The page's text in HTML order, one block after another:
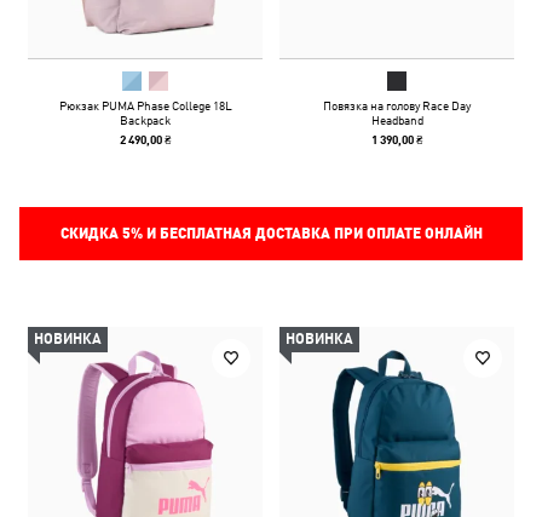
Рюкзак PUMA Phase College 18L
Backpack
2 490,00 ₴
Повязка на голову Race Day
Headband
1 390,00 ₴
СКИДКА 5%И БЕСПЛАТНАЯ ДОСТАВКА ПРИ ОПЛАТЕ ОНЛАЙН
НОВИНКА НОВИНКА